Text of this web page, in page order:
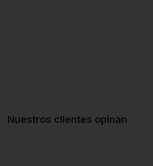
Nuestros clientes opinan